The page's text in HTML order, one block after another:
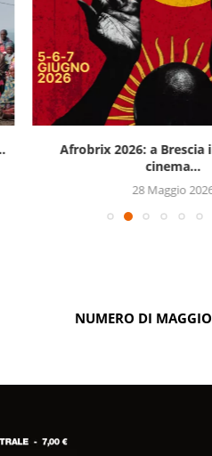
Afrobrix 2026: a Brescia
cinema...
28 Maggio
NUMERO DI